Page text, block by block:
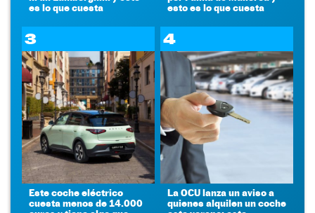
es lo que cuesta
esto es lo que cuesta
3
Este coche eléctrico
cuesta menos de 14.000
4
La OCU lanza un aviso a
quienes alquilen un coche